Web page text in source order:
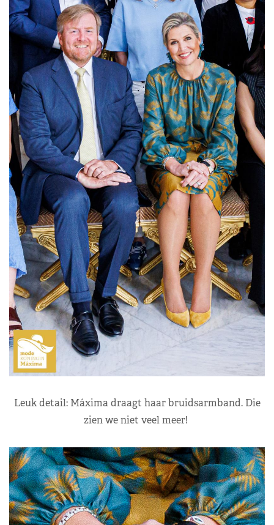
Leuk detail: Máxima draagt haar bruidsarmband. Die
zien we niet veel meer!